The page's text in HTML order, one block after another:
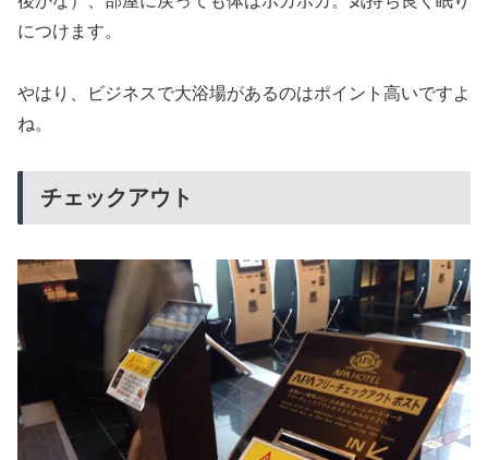
につけます。
やはり、ビジネスで大浴場があるのはポイント高いですよ
ね。
チェックアウト